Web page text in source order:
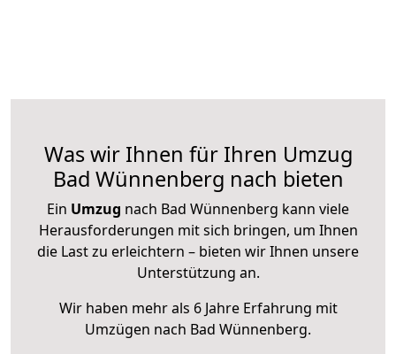
Was wir Ihnen für Ihren Umzug
Bad Wünnenberg nach bieten
Ein Umzug nach Bad Wünnenberg kann viele
Herausforderungen mit sich bringen, um Ihnen
die Last zu erleichtern – bieten wir Ihnen unsere
Unterstützung an.
Wir haben mehr als 6 Jahre Erfahrung mit
Umzügen nach Bad Wünnenberg.